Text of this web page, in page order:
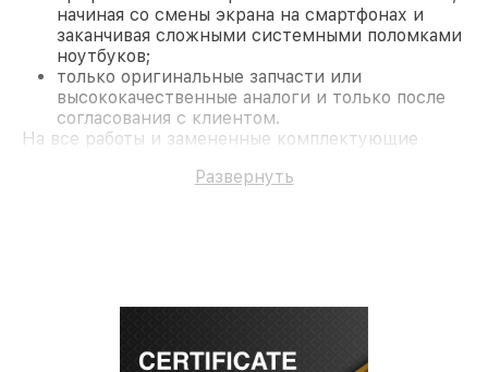
начиная со смены экрана на смартфонах и
заканчивая сложными системными поломками
ноутбуков;
только оригинальные запчасти или
высококачественные аналоги и только после
согласования с клиентом.
На все работы и замененные комплектующие
поломки по условиям гарантии, мы бесплатно
безупречной репутацией;
лицензированное ПО в ремонтно-
Развернуть